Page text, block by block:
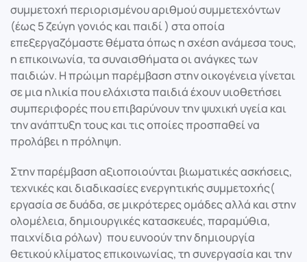
συμμετοχή περιορισμένου αριθμού συμμετεχόντων
(έως 5 ζεύγη γονιός και παιδί ) στα οποία
επεξεργαζόμαστε θέματα όπως η σχέση ανάμεσα τους,
η επικοινωνία, τα συναισθήματα οι ανάγκες των
παιδιών. Η πρώιμη παρέμβαση στην οικογένεια γίνεται
σε μια ηλικία που ελάχιστα παιδιά έχουν υιοθετήσει
συμπεριφορές που επιβαρύνουν την ψυχική υγεία και
την ανάπτυξη τους και τις οποίες προσπαθεί να
προλάβει η πρόληψη.
Στην παρέμβαση αξιοποιούνται βιωματικές ασκήσεις,
τεχνικές και διαδικασίες ενεργητικής συμμετοχής(
εργασία σε δυάδα, σε μικρότερες ομάδες αλλά και στην
ολομέλεια, δημιουργικές κατασκευές, παραμύθια,
παιχνίδια ρόλων) που ευνοούν την δημιουργία
θετικού κλίματος επικοινωνίας, τη συνεργασία και την